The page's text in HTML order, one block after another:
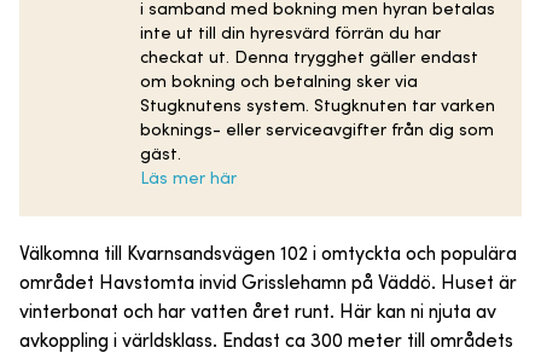
i samband med bokning men hyran betalas
inte ut till din hyresvärd förrän du har
checkat ut. Denna trygghet gäller endast
om bokning och betalning sker via
Stugknutens system. Stugknuten tar varken
boknings- eller serviceavgifter från dig som
gäst.
Läs mer här
Välkomna till Kvarnsandsvägen 102 i omtyckta och populära
området Havstomta invid Grisslehamn på Väddö. Huset är
vinterbonat och har vatten året runt. Här kan ni njuta av
avkoppling i världsklass. Endast ca 300 meter till områdets